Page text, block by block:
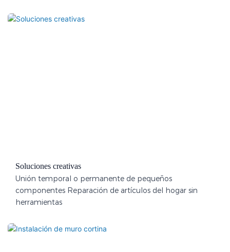
Soluciones creativas
Unión temporal o permanente de pequeños
componentes Reparación de artículos del hogar sin
herramientas